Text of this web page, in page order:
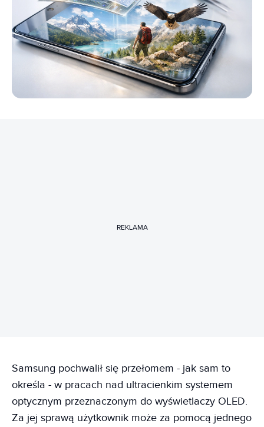
REKLAMA
Samsung pochwalił się przełomem - jak sam to
określa - w pracach nad ultracienkim systemem
optycznym przeznaczonym do wyświetlaczy OLED.
Za jej sprawą użytkownik może za pomocą jednego